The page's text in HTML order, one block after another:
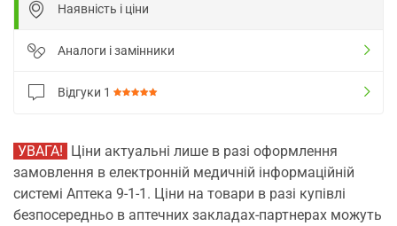
Наявність і ціни
Аналоги і замінники
Відгуки 1
УВАГА! Ціни актуальні лише в разі оформлення
замовлення в електронній медичній інформаційній
системі Аптека 9-1-1. Ціни на товари в разі купівлі
безпосередньо в аптечних закладах-партнерах можуть